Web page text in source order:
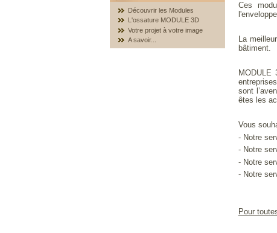
Découvrir les Modules
L'ossature MODULE 3D
Votre projet à votre image
A savoir...
Ces
La
bâtiment.
MODULE
sont
êtes les
Vous
- Notre
- Notre
- Notre
- Notre
Pour